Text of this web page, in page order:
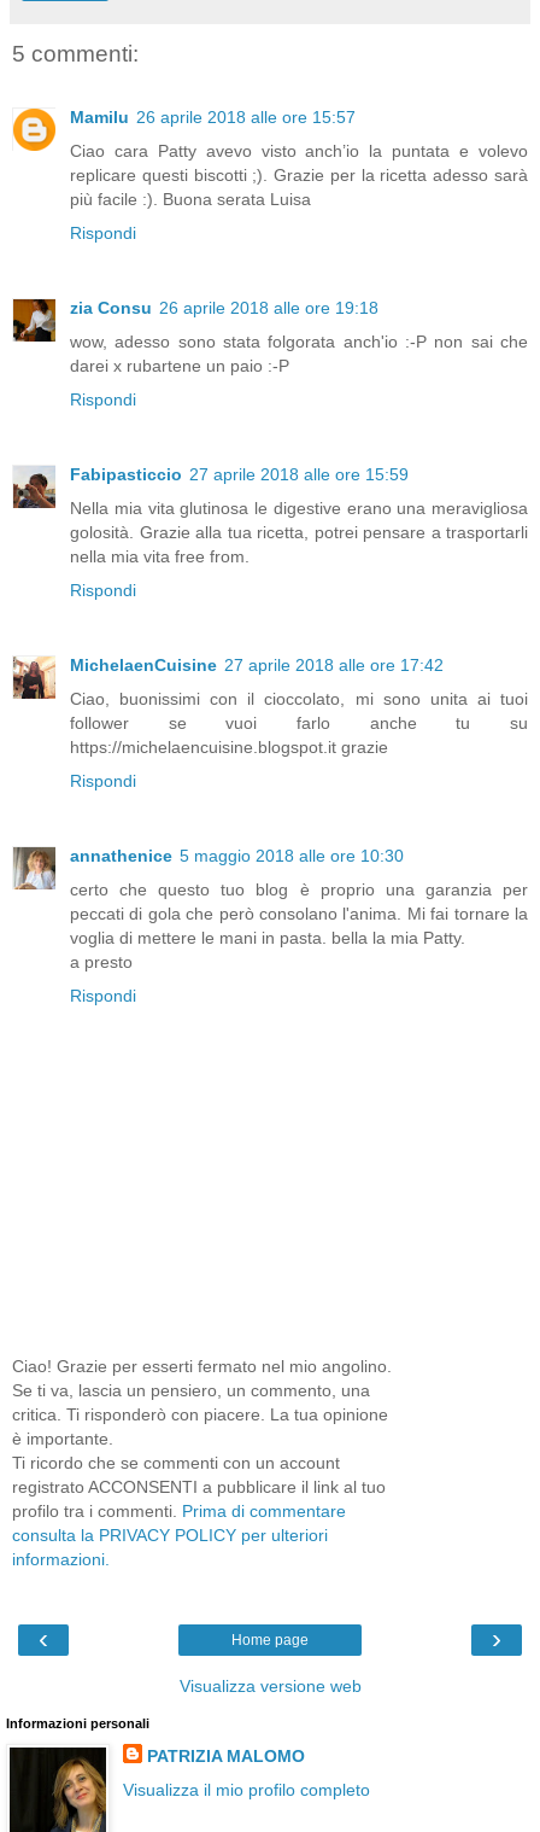
5 commenti:
Mamilu 26 aprile 2018 alle ore 15:57
Ciao cara Patty avevo visto anch’io la puntata e volevo
replicare questi biscotti ;). Grazie per la ricetta adesso sarà
più facile :). Buona serata Luisa
Rispondi
zia Consu 26 aprile 2018 alle ore 19:18
wow, adesso sono stata folgorata anch'io :-P non sai che
darei x rubartene un paio :-P
Rispondi
Fabipasticcio 27 aprile 2018 alle ore 15:59
Nella mia vita glutinosa le digestive erano una meravigliosa
golosità. Grazie alla tua ricetta, potrei pensare a trasportarli
nella mia vita free from.
Rispondi
MichelaenCuisine 27 aprile 2018 alle ore 17:42
Ciao, buonissimi con il cioccolato, mi sono unita ai tuoi
follower se vuoi farlo anche tu su
https://michelaencuisine.blogspot.it grazie
Rispondi
annathenice 5 maggio 2018 alle ore 10:30
certo che questo tuo blog è proprio una garanzia per
peccati di gola che però consolano l'anima. Mi fai tornare la
voglia di mettere le mani in pasta. bella la mia Patty.
a presto
Rispondi
Ciao! Grazie per esserti fermato nel mio angolino.
Se ti va, lascia un pensiero, un commento, una
critica. Ti risponderò con piacere. La tua opinione
è importante.
Ti ricordo che se commenti con un account
registrato ACCONSENTI a pubblicare il link al tuo
profilo tra i commenti. Prima di commentare
consulta la PRIVACY POLICY per ulteriori
informazioni.
‹ ›
Home page
Visualizza versione web
Informazioni personali
PATRIZIA MALOMO
Visualizza il mio profilo completo